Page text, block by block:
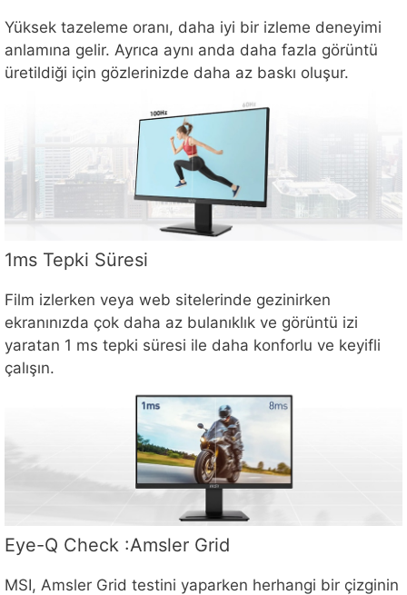
Yüksek tazeleme oranı, daha iyi bir izleme deneyimi
anlamına gelir. Ayrıca aynı anda daha fazla görüntü
üretildiği için gözlerinizde daha az baskı oluşur.
1ms Tepki Süresi
Film izlerken veya web sitelerinde gezinirken
ekranınızda çok daha az bulanıklık ve görüntü izi
yaratan 1 ms tepki süresi ile daha konforlu ve keyifli
çalışın.
Eye-Q Check :Amsler Grid
MSI, Amsler Grid testini yaparken herhangi bir çizginin